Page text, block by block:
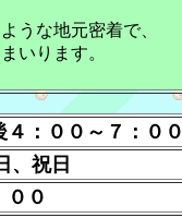
うな地元密着で、
いります。
：００～７：００
、祝日
０